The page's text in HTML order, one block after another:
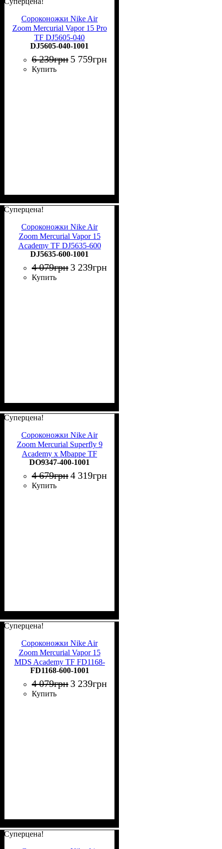
Сороконожки Nike Air
Zoom Mercurial Vapor 15 Pro
TF DJ5605-040
DJ5605-040-1001
6 239грн 5 759грн
Купить
Суперцена!
Сороконожки Nike Air
Zoom Mercurial Vapor 15
Academy TF DJ5635-600
DJ5635-600-1001
4 079грн 3 239грн
Купить
Суперцена!
Сороконожки Nike Air
Zoom Mercurial Superfly 9
Academy x Mbappe TF
DO9347-400
DO9347-400-1001
4 679грн4 319грн
Купить
Суперцена!
Сороконожки Nike Air
Zoom Mercurial Vapor 15
MDS Academy TF FD1168-
600
FD1168-600-1001
4 079грн 3 239грн
Купить
Суперцена!